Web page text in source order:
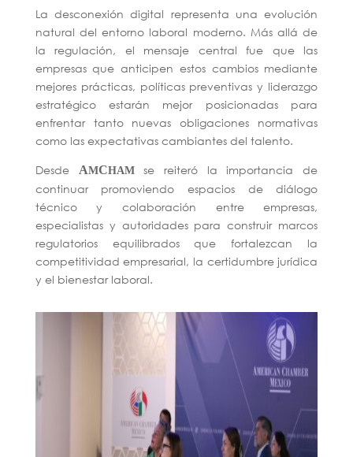
La desconexión digital representa una evolución
natural del entorno laboral moderno. Más allá de
la regulación, el mensaje central fue que las
empresas que anticipen estos cambios mediante
mejores prácticas, políticas preventivas y liderazgo
estratégico estarán mejor posicionadas para
enfrentar tanto nuevas obligaciones normativas
como las expectativas cambiantes del talento.
Desde
AMCHAM se reiteró la importancia de
continuar promoviendo espacios de diálogo
técnico y colaboración entre empresas,
especialistas y autoridades para construir marcos
regulatorios equilibrados que fortalezcan la
competitividad empresarial, la certidumbre jurídica
y el bienestar laboral.